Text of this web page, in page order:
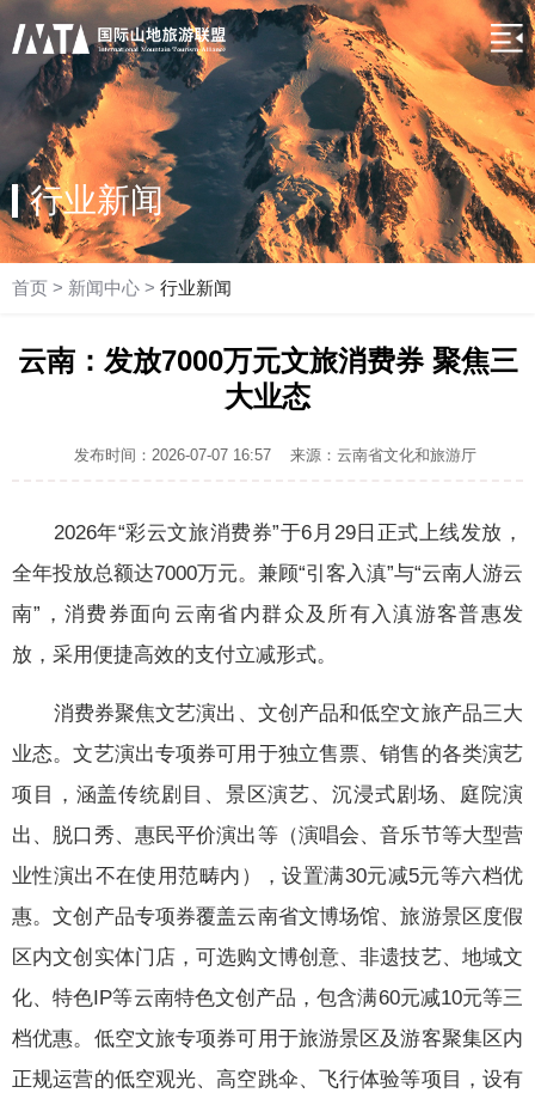
行业新闻
首页 > 新闻中心 > 行业新闻
云南：发放7000万元文旅消费券 聚焦三
大业态
发布时间：2026-07-07 16:57 来源：云南省文化和旅游厅
2026年“彩云文旅消费券”于6月29日正式上线发放，
全年投放总额达7000万元。兼顾“引客入滇”与“云南人游云
南”，消费券面向云南省内群众及所有入滇游客普惠发
放，采用便捷高效的支付立减形式。
消费券聚焦文艺演出、文创产品和低空文旅产品三大
业态。文艺演出专项券可用于独立售票、销售的各类演艺
项目，涵盖传统剧目、景区演艺、沉浸式剧场、庭院演
出、脱口秀、惠民平价演出等（演唱会、音乐节等大型营
业性演出不在使用范畴内），设置满30元减5元等六档优
惠。文创产品专项券覆盖云南省文博场馆、旅游景区度假
区内文创实体门店，可选购文博创意、非遗技艺、地域文
化、特色IP等云南特色文创产品，包含满60元减10元等三
档优惠。低空文旅专项券可用于旅游景区及游客聚集区内
正规运营的低空观光、高空跳伞、飞行体验等项目，设有